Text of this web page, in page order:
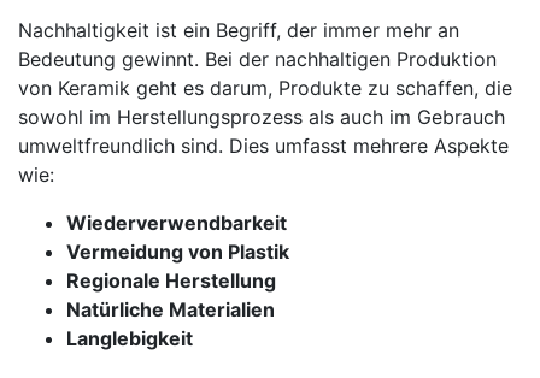
Nachhaltigkeit ist ein Begriff, der immer mehr an
Bedeutung gewinnt. Bei der nachhaltigen Produktion
von Keramik geht es darum, Produkte zu schaffen, die
sowohl im Herstellungsprozess als auch im Gebrauch
umweltfreundlich sind. Dies umfasst mehrere Aspekte
wie:
Wiederverwendbarkeit
Vermeidung von Plastik
Regionale Herstellung
Natürliche Materialien
Langlebigkeit